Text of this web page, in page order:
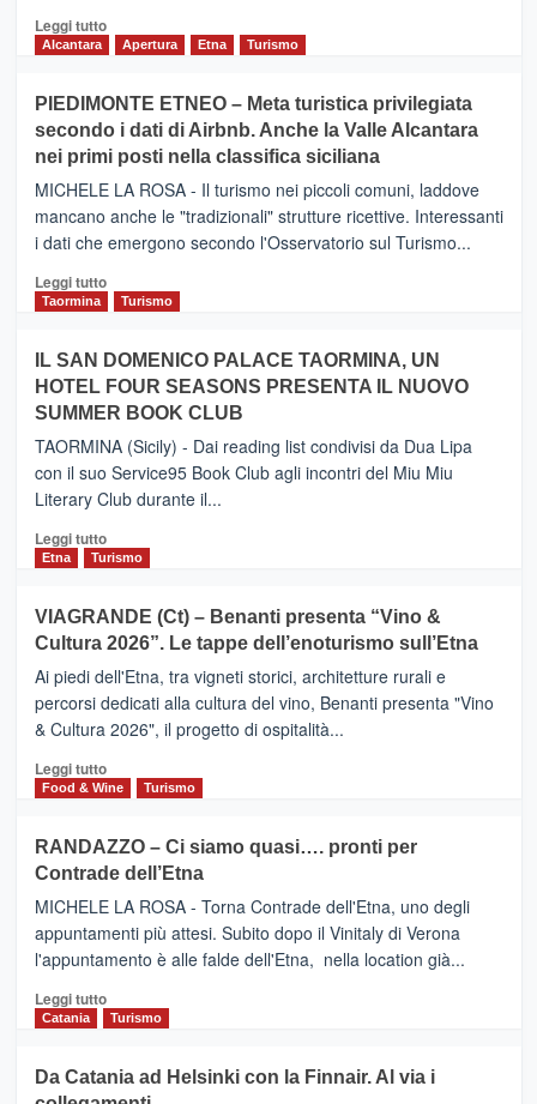
Leggi tuttoLeggi
CATANIA
–
Inaugurato
il
nuovo
collegamento
tra
e
Zanzibar
da
Neos
Alcantara Apertura Etna Turismo
PIEDIMONTE ETNEO – Meta turistica privilegiata
secondo i dati di Airbnb. Anche la Valle Alcantara
nei primi posti nella classifica siciliana
MICHELE LA ROSA - Il turismo nei piccoli comuni, laddove
mancano anche le "tradizionali" strutture ricettive. Interessanti
i dati che emergono secondo l'Osservatorio sul Turismo...
Leggi tuttoLeggi
PIEDIMONTE
ETNEO
–
Meta
turistica
privilegiata
secondo
dati
di
Anche
la
Alcantara
nei
primi
nella
classifica
Taormina Turismo
IL SAN DOMENICO PALACE TAORMINA, UN
HOTEL FOUR SEASONS PRESENTA IL NUOVO
SUMMER BOOK CLUB
TAORMINA (Sicily) - Dai reading list condivisi da Dua Lipa
con il suo Service95 Book Club agli incontri del Miu Miu
Literary Club durante il...
Leggi tuttoLeggi
di
IL
SAN
DOMENICO
PALACE
TAORMINA,
UN
HOTEL
FOUR
IL
NUOVO
SUMMER
CLUB
Etna Turismo
VIAGRANDE (Ct) – Benanti presenta “Vino &
Cultura 2026”. Le tappe dell’enoturismo sull’Etna
Ai piedi dell'Etna, tra vigneti storici, architetture rurali e
percorsi dedicati alla cultura del vino, Benanti presenta "Vino
& Cultura 2026", il progetto di ospitalità...
Leggi tuttoLeggi
di
VIAGRANDE
(Ct)
–
Benanti
presenta
“Vino
&
Cultura
tappe
Food & Wine Turismo
RANDAZZO – Ci siamo quasi…. pronti per
Contrade dell’Etna
MICHELE LA ROSA - Torna Contrade dell'Etna, uno degli
appuntamenti più attesi. Subito dopo il Vinitaly di Verona
l'appuntamento è alle falde dell'Etna, nella location già...
Leggi tuttoLeggi
di
RANDAZZO
Catania Turismo
Da Catania ad Helsinki con la Finnair. Al via i